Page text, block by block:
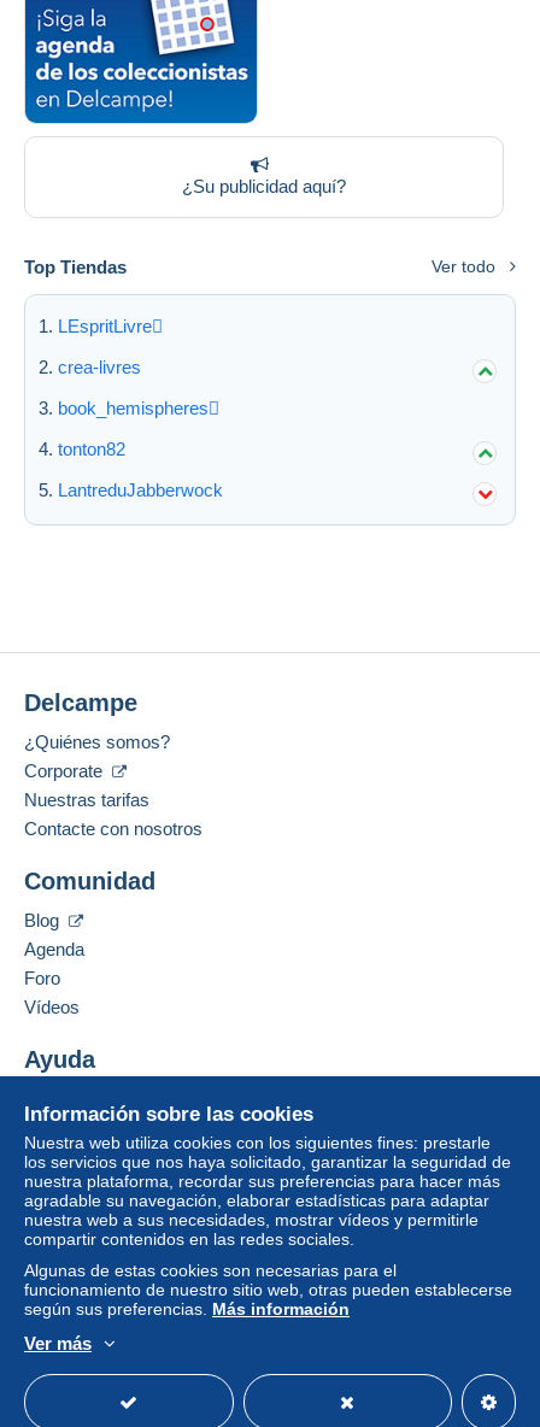
Mastercard
Bancontact
iDeal
Maestro
Residencia del vendedor
¿Su publicidad aquí?
Top Tiendas Ver todo
LEspritLivre
crea-livres
book_hemispheres
tonton82
LantreduJabberwock
Información sobre las cookies
Nuestra web utiliza cookies con los siguientes fines: prestarle
los servicios que nos haya solicitado, garantizar la seguridad de
nuestra plataforma, recordar sus preferencias para hacer más
agradable su navegación, elaborar estadísticas para adaptar
nuestra web a sus necesidades, mostrar vídeos y permitirle
compartir contenidos en las redes sociales.
Algunas de estas cookies son necesarias para el
funcionamiento de nuestro sitio web, otras pueden establecerse
según sus preferencias. Más información
Ver más
Delcampe
¿Quiénes somos?
Corporate
Nuestras tarifas
Contacte con nosotros
Comunidad
Blog
Agenda
Foro
Vídeos
Ayuda
Comprar en Delcampe
Vender en Delcampe
Una página securizada